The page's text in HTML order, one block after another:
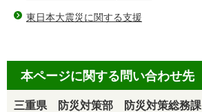
東日本大震災に関する支援
本ページに関する問い合わせ先
三重県 防災対策部 防災対策総務課